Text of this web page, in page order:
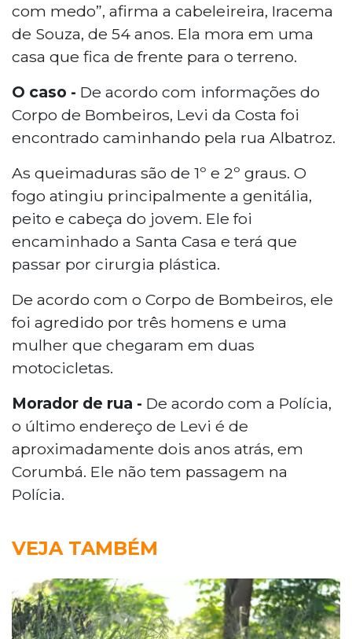
com medo”, afirma a cabeleireira, Iracema
de Souza, de 54 anos. Ela mora em uma
casa que fica de frente para o terreno.
O caso - De acordo com informações do
Corpo de Bombeiros, Levi da Costa foi
encontrado caminhando pela rua Albatroz.
As queimaduras são de 1º e 2º graus. O
fogo atingiu principalmente a genitália,
peito e cabeça do jovem. Ele foi
encaminhado a Santa Casa e terá que
passar por cirurgia plástica.
De acordo com o Corpo de Bombeiros, ele
foi agredido por três homens e uma
mulher que chegaram em duas
motocicletas.
Morador de rua - De acordo com a Polícia,
o último endereço de Levi é de
aproximadamente dois anos atrás, em
Corumbá. Ele não tem passagem na
Polícia.
VEJA TAMBÉM